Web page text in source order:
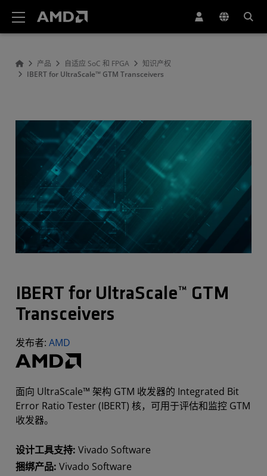
产品 自适应 SoC 和 FPGA
知识产权
IBERT for UltraScale™ GTM Transceivers
IBERT for UltraScale™ GTM
Transceivers
发布者: AMD
面向 UltraScale™ 架构 GTM 收发器的 Integrated Bit
Error Ratio Tester (IBERT) 核，可用于评估和监控 GTM
收发器。
设计工具支持: Vivado Software
捆绑产品: Vivado Software